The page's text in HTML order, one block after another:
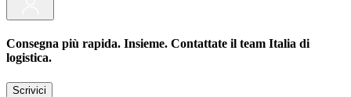
Consegna più rapida. Insieme. Contattate il team Italia di
logistica.
Scrivici